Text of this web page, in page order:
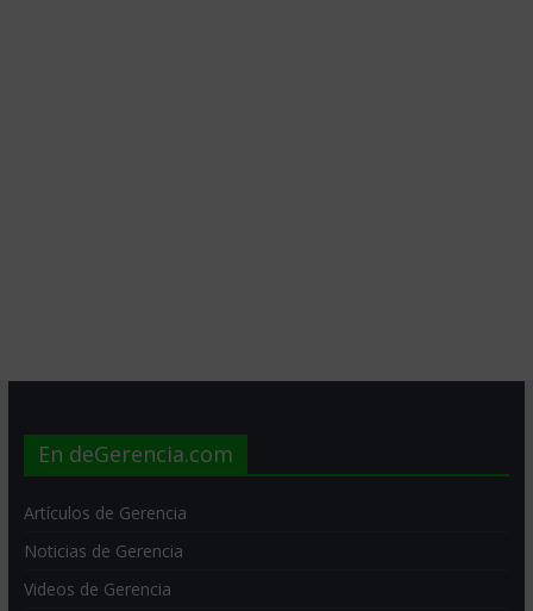
En deGerencia.com
Artículos de Gerencia
Noticias de Gerencia
Videos de Gerencia